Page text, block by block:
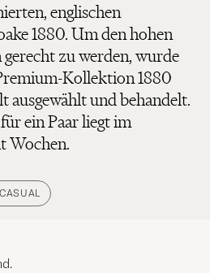
englischen
1880. Um den hohen
zu werden, wurde
Kollektion 1880
ausgewählt und behandelt.
ein Paar liegt im
Wochen.